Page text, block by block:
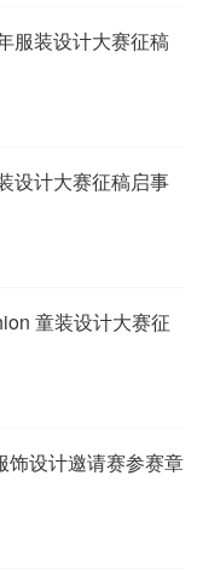
服装设计大赛征稿
设计大赛征稿启事
童装设计大赛征
饰设计邀请赛参赛章